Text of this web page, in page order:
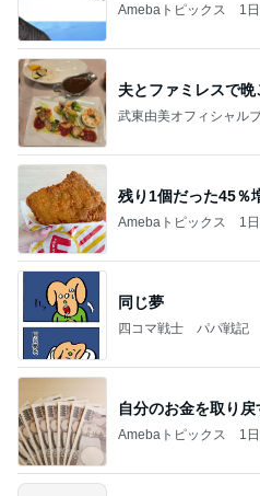
Amebaトピックス 1
夫とファミレスで晩
武東由美オフィシャル
残り1個だった45％
Amebaトピックス 1
同じ夢
四コマ戦士 パパ戦記
自分のお金を取り
Amebaトピックス 1